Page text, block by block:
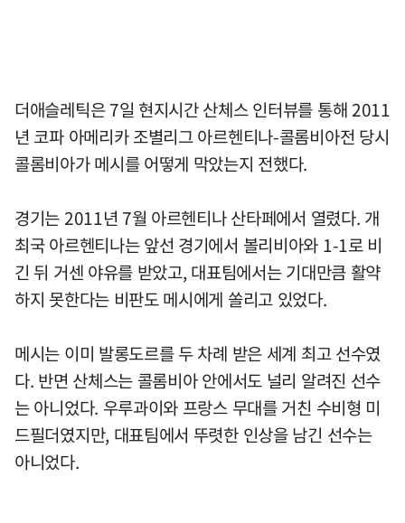
더애슬레틱은 7일 현지시간 산체스 인터뷰를 통해 2011
년 코파 아메리카 조별리그 아르헨티나-콜롬비아전 당시
콜롬비아가 메시를 어떻게 막았는지 전했다.
경기는 2011년 7월 아르헨티나 산타페에서 열렸다. 개
최국 아르헨티나는 앞선 경기에서 볼리비아와 1-1로 비
긴 뒤 거센 야유를 받았고, 대표팀에서는 기대만큼 활약
하지 못한다는 비판도 메시에게 쏠리고 있었다.
메시는 이미 발롱도르를 두 차례 받은 세계 최고 선수였
다. 반면 산체스는 콜롬비아 안에서도 널리 알려진 선수
는 아니었다. 우루과이와 프랑스 무대를 거친 수비형 미
드필더였지만, 대표팀에서 뚜렷한 인상을 남긴 선수는
아니었다.